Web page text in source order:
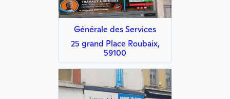
Générale des Services
25 grand Place Roubaix,
59100